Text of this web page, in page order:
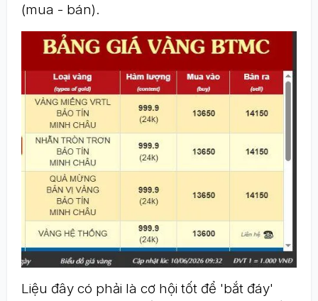
(mua - bán).
Liệu đây có phải là cơ hội tốt để 'bắt đáy'